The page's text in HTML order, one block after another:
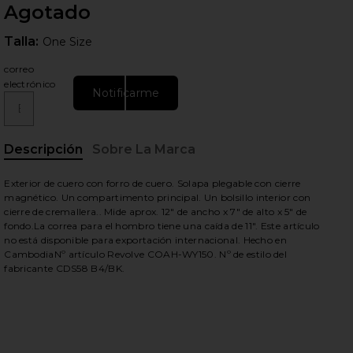
diapositivas
Agotado
Talla: One Size
correo
electrónico
Notificarme
Descripción Sobre La Marca
Exterior de cuero con forro de cuero. Solapa plegable con cierre
magnético. Un compartimento principal. Un bolsillo interior con
cierre de cremallera.. Mide aprox. 12" de ancho x 7" de alto x 5" de
fondo.La correa para el hombro tiene una caída de 11". Este artículo
no está disponible para exportación internacional. Hecho en
CambodiaNº artículo Revolve COAH-WY150. Nº de estilo del
fabricante CDS58 B4/BK.